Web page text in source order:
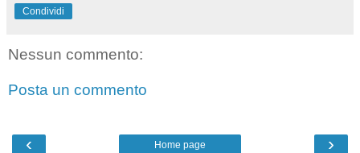
Condividi
Nessun commento:
Posta un commento
‹ ›
Home page